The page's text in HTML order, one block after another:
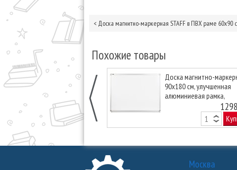
< Доска магнитно-маркерная STAFF в ПВХ раме 60х90
Похожие товары
Доска магнитно-
90х180 см, улучшенная
алюминиевая рамка,
BRAUBERG Premium
Москва